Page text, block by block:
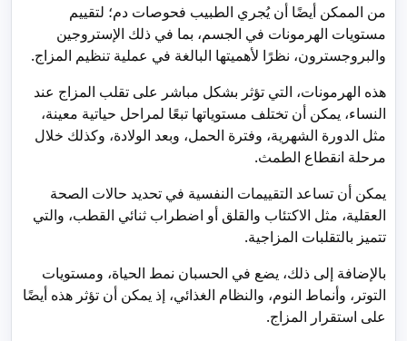
من الممكن أيضًا أن يُجري الطبيب فحوصات دم؛ لتقييم
مستويات الهرمونات في الجسم، بما في ذلك الإستروجين
والبروجسترون، نظرًا لأهميتها البالغة في عملية تنظيم المزاج.
هذه الهرمونات، التي تؤثر بشكل مباشر على تقلب المزاج عند
النساء، يمكن أن تختلف مستوياتها تبعًا لمراحل حياتية معينة،
مثل الدورة الشهرية، وفترة الحمل، وبعد الولادة، وكذلك خلال
مرحلة انقطاع الطمث.
يمكن أن تساعد التقييمات النفسية في تحديد حالات الصحة
العقلية، مثل الاكتئاب والقلق أو اضطراب ثنائي القطب، والتي
تتميز بالتقلبات المزاجية.
بالإضافة إلى ذلك، يضع في الحسبان نمط الحياة، ومستويات
التوتر، وأنماط النوم، والنظام الغذائي، إذ يمكن أن تؤثر هذه أيضًا
على استقرار المزاج.